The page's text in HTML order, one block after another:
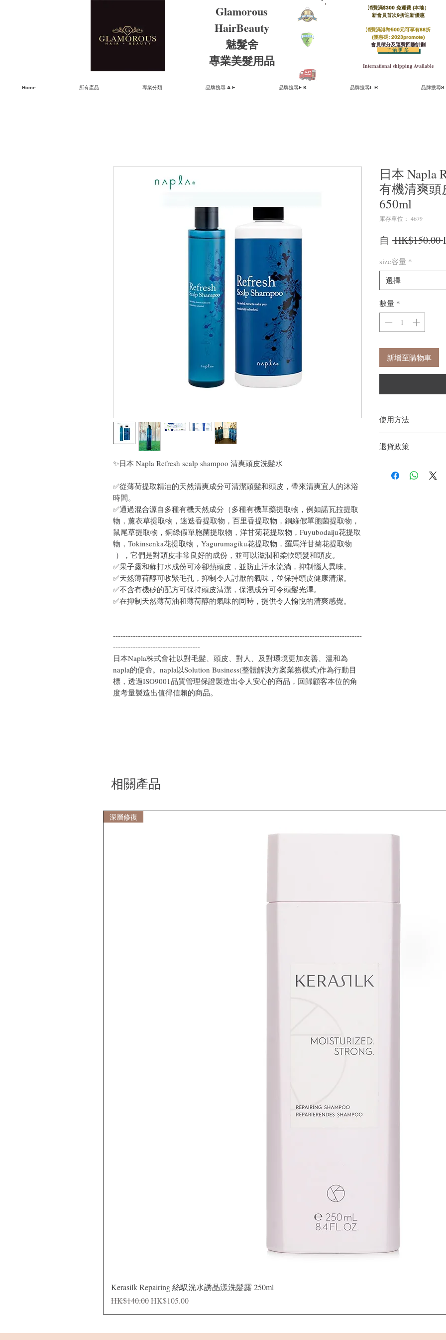
Glamorous
HairBeauty
魅髮舍
​​專業美髮用品
消費滿$300 免運費 (本地）​
新會員首次9折迎新優惠
消費滿港幣500元可享有88折
(優惠碼: 2023promote)
會員積分及運費回贈計劃
International shipping Available
了解更多
Home 所有產品 專業分類 品牌搜尋 A-E 品牌搜尋F-K 品牌搜尋L-R 品牌搜尋
✨日本 Napla Refresh scalp shampoo 清爽頭皮洗髮水
✅從薄荷提取精油的天然清爽成分可清潔頭髮和頭皮，帶來清爽宜人的沐浴
時間。
✅通過混合源自多種有機天然成分（多種有機草藥提取物，例如諾瓦拉提取
物，薰衣草提取物，迷迭香提取物，百里香提取物，銅綠假單胞菌提取物，
鼠尾草提取物，銅綠假單胞菌提取物，洋甘菊花提取物，Fuyubodaiju花提取
物，Tokinsenka花提取物，Yagurumagiku花提取物，羅馬洋甘菊花提取物
），它們是對頭皮非常良好的成份，並可以滋潤和柔軟頭髮和頭皮。
✅果子露和蘇打水成份可冷卻熱頭皮，並防止汗水流淌，抑制惱人異味。
✅天然薄荷醇可收緊毛孔，抑制令人討厭的氣味，並保持頭皮健康清潔。
✅不含有機矽的配方可保持頭皮清潔，保濕成分可令頭髮光澤。
✅在抑制天然薄荷油和薄荷醇的氣味的同時，提供令人愉悅的清爽感覺。
----------------------------------------------------------------------------------------------------
-----------------------------------
日本Napla株式會社以對毛髮、頭皮、對人、及對環境更加友善、溫和為
napla的使命。napla以Solution Business(整體解決方案業務模式)作為行動目
標，透過ISO9001品質管理保證製造出令人安心的商品，回歸顧客本位的角
度考量製造出值得信賴的商品。
日本 Napla
有機清爽頭
650ml
庫存單位： 4679
自 HK$150.00
size容量 *
選擇
數量 *
新增至購物車
使用方法
皮膚時進行按摩。之
退貨政策
戶。首先，您需要在
相關產品
深層修復
Kerasilk Repairing 絲馭洸水誘晶漾洗髮露 250ml
一般價格
HK$140.00促銷價格
HK$105.00